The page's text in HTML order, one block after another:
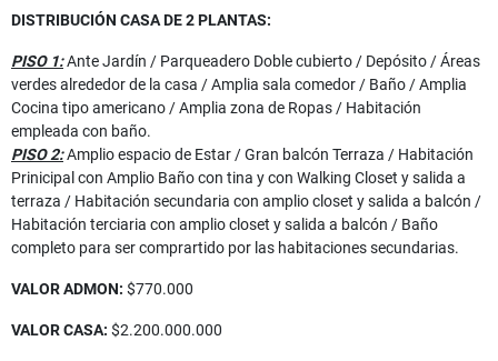
DISTRIBUCIÓN CASA DE 2 PLANTAS:
PISO 1:Ante Jardín / Parqueadero Doble cubierto / Depósito / Áreas
verdes alrededor de la casa / Amplia sala comedor / Baño / Amplia
Cocina tipo americano / Amplia zona de Ropas / Habitación
empleada con baño.
PISO 2:Amplio espacio de Estar / Gran balcón Terraza / Habitación
Prinicipal con Amplio Baño con tina y con Walking Closet y salida a
terraza / Habitación secundaria con amplio closet y salida a balcón /
Habitación terciaria con amplio closet y salida a balcón / Baño
completo para ser comprartido por las habitaciones secundarias.
VALOR ADMON: $770.000
VALOR CASA: $2.200.000.000